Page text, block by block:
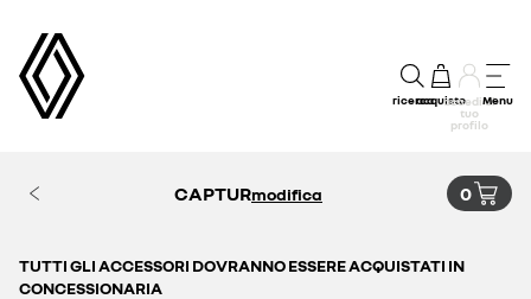
ricercaacquistoaccedi al
tuo
profilo
Menu
CAPTURmodifica 0
TUTTI GLI ACCESSORI DOVRANNO ESSERE ACQUISTATI IN
CONCESSIONARIA